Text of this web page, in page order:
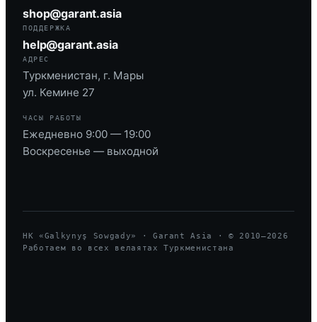
shop@garant.asia
ПОДДЕРЖКА
help@garant.asia
АДРЕС
Туркменистан, г. Мары
ул. Кемине 27
ЧАСЫ РАБОТЫ
Ежедневно 9:00 — 19:00
Воскресенье — выходной
HK «Galkynyş Sowgady» · Garant Asia · © 2010—2026
Работаем во всех велаятах Туркменистана